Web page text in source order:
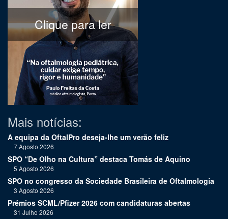
Clique para ler
Mais notícias:
A equipa da OftalPro deseja-lhe um verão feliz
7 Agosto 2026
SPO “De Olho na Cultura” destaca Tomás de Aquino
5 Agosto 2026
SPO no congresso da Sociedade Brasileira de Oftalmologia
3 Agosto 2026
Prémios SCML/Pfizer 2026 com candidaturas abertas
31 Julho 2026